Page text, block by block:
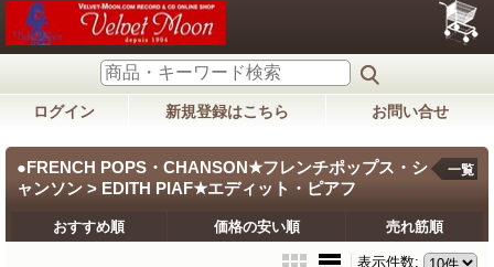
ログイン 新規登録はこちら お問い合せ
●FRENCH POPS・CHANSON★フレンチポップス・シ
ャンソン > EDITH PIAF★エディット・ピアフ
一覧
おすすめ順 価格の安い順 売れ筋順
表示件数: